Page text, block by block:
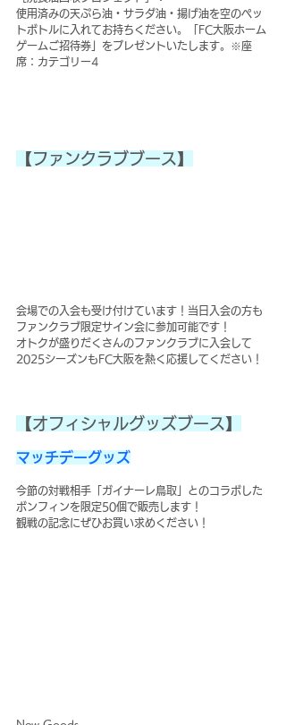
使用済みの天ぷら油・サラダ油・揚げ油を空のペッ
トボトルに入れてお持ちください。「FC大阪ホーム
ゲームご招待券」をプレゼントいたします。※座
席：カテゴリー4
【ファンクラブブース】
会場での入会も受け付けています！当日入会の方も
ファンクラブ限定サイン会に参加可能です！
オトクが盛りだくさんのファンクラブに入会して
2025シーズンもFC大阪を熱く応援してください！
【オフィシャルグッズブース】
マッチデーグッズ
今節の対戦相手「ガイナーレ鳥取」とのコラボした
ボンフィンを限定50個で販売します！
観戦の記念にぜひお買い求めください！